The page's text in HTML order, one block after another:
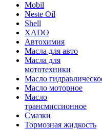
Mobil
Neste Oil
Shell
XADO
Автохимия
Масла для авто
Масла для
мототехники
Масло
Масло моторное
Масло
трансмиссионное
Смазки
Тормозная жидкость